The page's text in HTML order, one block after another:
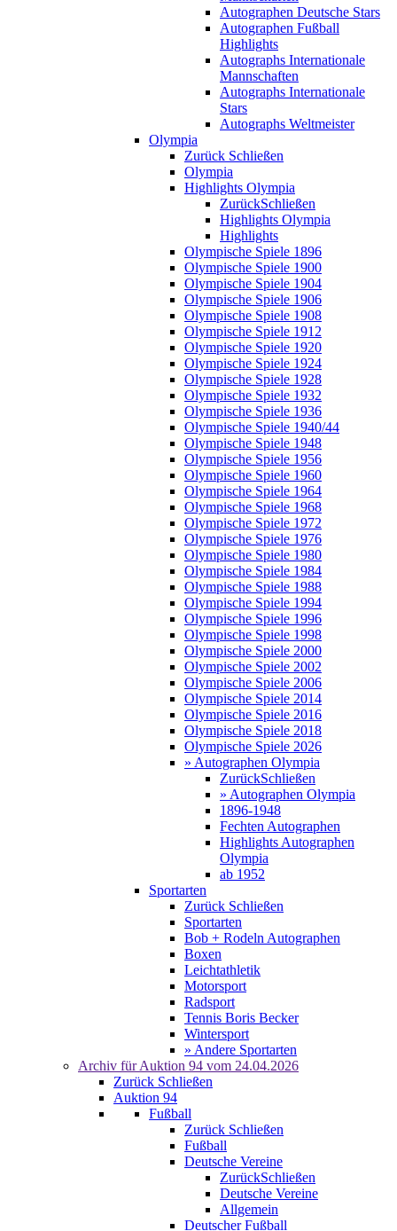
Autographen Deutsche Stars
Autographen Fußball
Highlights
Autographs Internationale
Mannschaften
Autographs Internationale
Stars
Autographs Weltmeister
Olympia
Zurück Schließen
Olympia
Highlights Olympia
ZurückSchließen
Highlights Olympia
Highlights
Olympische Spiele 1896
Olympische Spiele 1900
Olympische Spiele 1904
Olympische Spiele 1906
Olympische Spiele 1908
Olympische Spiele 1912
Olympische Spiele 1920
Olympische Spiele 1924
Olympische Spiele 1928
Olympische Spiele 1932
Olympische Spiele 1936
Olympische Spiele 1940/44
Olympische Spiele 1948
Olympische Spiele 1956
Olympische Spiele 1960
Olympische Spiele 1964
Olympische Spiele 1968
Olympische Spiele 1972
Olympische Spiele 1976
Olympische Spiele 1980
Olympische Spiele 1984
Olympische Spiele 1988
Olympische Spiele 1994
Olympische Spiele 1996
Olympische Spiele 1998
Olympische Spiele 2000
Olympische Spiele 2002
Olympische Spiele 2006
Olympische Spiele 2014
Olympische Spiele 2016
Olympische Spiele 2018
Olympische Spiele 2026
» Autographen Olympia
ZurückSchließen
» Autographen Olympia
1896-1948
Fechten Autographen
Highlights Autographen
Olympia
ab 1952
Sportarten
Zurück Schließen
Sportarten
Bob + Rodeln Autographen
Boxen
Leichtathletik
Motorsport
Radsport
Tennis Boris Becker
Wintersport
» Andere Sportarten
Archiv für Auktion 94 vom 24.04.2026
Zurück Schließen
Auktion 94
Fußball
Zurück Schließen
Fußball
Deutsche Vereine
ZurückSchließen
Deutsche Vereine
Allgemein
Deutscher Fußball